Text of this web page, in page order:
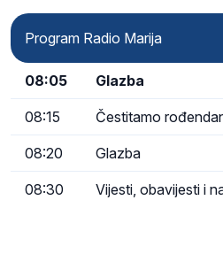
Program Radio Marija
08:05 Glazba
08:15 Čestitamo
08:20 Glazba
08:30 Vijesti, obavijesti i